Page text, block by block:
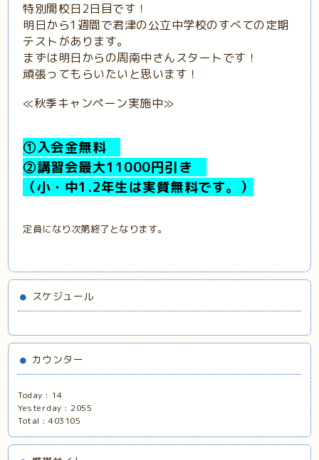
特別開校日2日目です！
明日から1週間で君津の公立中学校のすべての定期
テストがあります。
まずは明日からの周南中さんスタートです！
頑張ってもらいたいと思います！
≪秋季キャンペーン実施中≫
①入会金無料
②講習会最大11000円引き
（小・中1.2年生は実質無料です。）
定員になり次第終了となります。
スケジュール
カウンター
Today : 14
Yesterday :2055
Total :403105